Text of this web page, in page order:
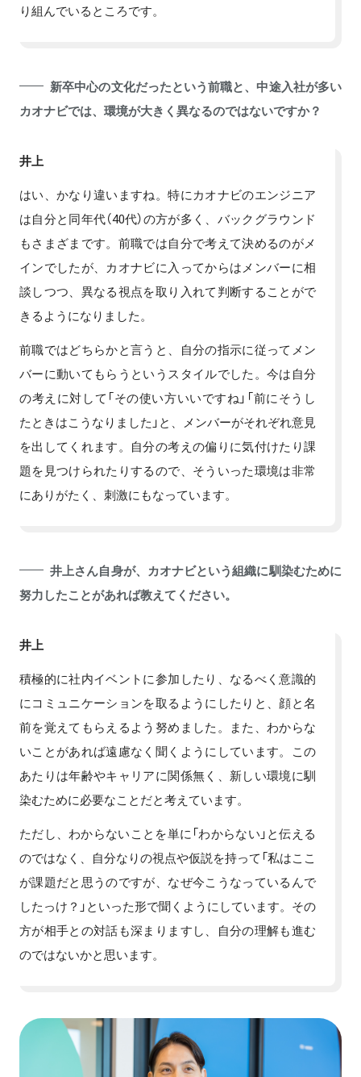
り組んでいるところです。
新卒中心の文化だったという前職と、中途入社が多い
カオナビでは、環境が大きく異なるのではないですか？
井上
はい、かなり違いますね。特にカオナビのエンジニア
は自分と同年代（40代）の方が多く、バックグラウンド
もさまざまです。前職では自分で考えて決めるのがメ
インでしたが、カオナビに入ってからはメンバーに相
談しつつ、異なる視点を取り入れて判断することがで
きるようになりました。
前職ではどちらかと言うと、自分の指示に従ってメン
バーに動いてもらうというスタイルでした。今は自分
の考えに対して「その使い方いいですね」「前にそうし
たときはこうなりました」と、メンバーがそれぞれ意見
を出してくれます。自分の考えの偏りに気付けたり課
題を見つけられたりするので、そういった環境は非常
にありがたく、刺激にもなっています。
井上さん自身が、カオナビという組織に馴染むために
努力したことがあれば教えてください。
井上
積極的に社内イベントに参加したり、なるべく意識的
にコミュニケーションを取るようにしたりと、顔と名
前を覚えてもらえるよう努めました。また、わからな
いことがあれば遠慮なく聞くようにしています。この
あたりは年齢やキャリアに関係無く、新しい環境に馴
染むために必要なことだと考えています。
ただし、わからないことを単に「わからない」と伝える
のではなく、自分なりの視点や仮説を持って「私はここ
が課題だと思うのですが、なぜ今こうなっているんで
したっけ？」といった形で聞くようにしています。その
方が相手との対話も深まりますし、自分の理解も進む
のではないかと思います。